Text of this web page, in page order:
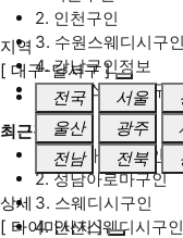
2. 인천구인
3. 수원스웨디시구인
4. 강남구인정보
5. 동탄스웨디시구인
최근검색어
1. 일산마사지구인
2. 성남아로마구인
3. 스웨디시구인
4. 안산스웨디시구인
지역
[ 대구-달서구 ]
전국
서울
울산
광주
전남
전북
상세
[ 타이마사지 ]